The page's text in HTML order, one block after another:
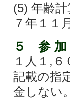
(5) 年齢
７年１１
５ 参 加
１人１,
記載の指
金しない